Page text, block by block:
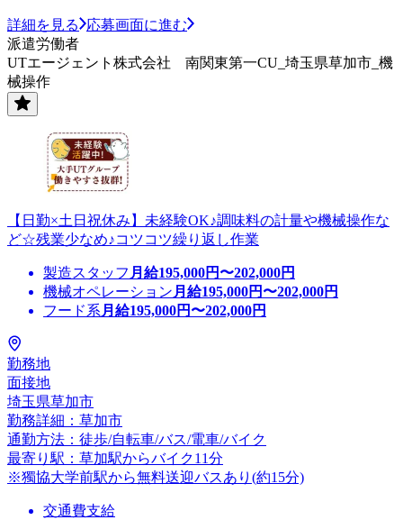
詳細を見る
応募画面に進む
派遣労働者
UTエージェント株式会社 南関東第一CU_埼玉県草加市_機
械操作
【日勤×土日祝休み】未経験OK♪調味料の計量や機械操作な
ど☆残業少なめ♪コツコツ繰り返し作業
製造スタッフ 月給195,000円〜202,000円
機械オペレーション 月給195,000円〜202,000円
フード系 月給195,000円〜202,000円
勤務地
面接地
埼玉県草加市
勤務詳細：草加市
通勤方法：徒歩/自転車/バス/電車/バイク
最寄り駅：草加駅からバイク11分
※獨協大学前駅から無料送迎バスあり(約15分)
交通費支給